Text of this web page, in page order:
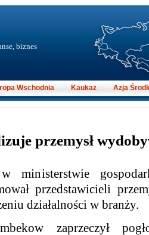
przemysł
ministerstwie
przedstawicieli
działalności w branży.
zaprzeczył
biznes
Wschodnia Kaukaz Azja